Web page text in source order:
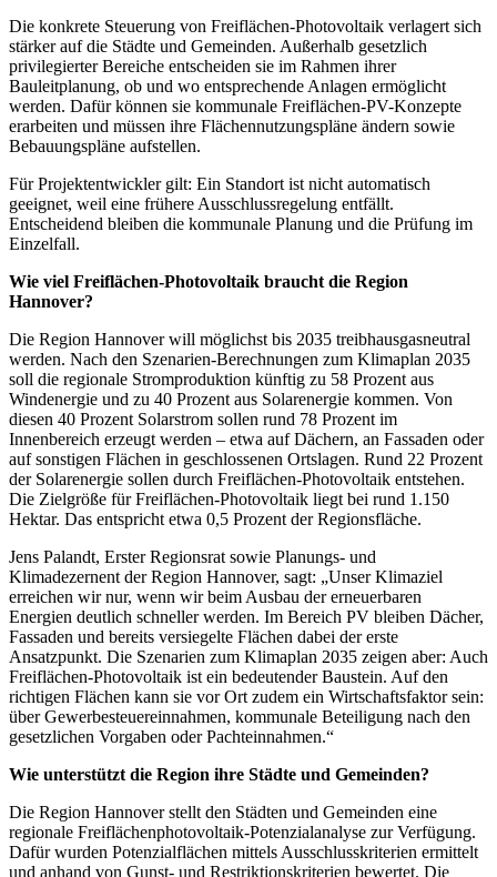
Die konkrete Steuerung von Freiflächen-Photovoltaik verlagert sich
stärker auf die Städte und Gemeinden. Außerhalb gesetzlich
privilegierter Bereiche entscheiden sie im Rahmen ihrer
Bauleitplanung, ob und wo entsprechende Anlagen ermöglicht
werden. Dafür können sie kommunale Freiflächen-PV-Konzepte
erarbeiten und müssen ihre Flächennutzungspläne ändern sowie
Bebauungspläne aufstellen.
Für Projektentwickler gilt: Ein Standort ist nicht automatisch
geeignet, weil eine frühere Ausschlussregelung entfällt.
Entscheidend bleiben die kommunale Planung und die Prüfung im
Einzelfall.
Wie viel Freiflächen-Photovoltaik braucht die Region
Hannover?
Die Region Hannover will möglichst bis 2035 treibhausgasneutral
werden. Nach den Szenarien-Berechnungen zum Klimaplan 2035
soll die regionale Stromproduktion künftig zu 58 Prozent aus
Windenergie und zu 40 Prozent aus Solarenergie kommen. Von
diesen 40 Prozent Solarstrom sollen rund 78 Prozent im
Innenbereich erzeugt werden – etwa auf Dächern, an Fassaden oder
auf sonstigen Flächen in geschlossenen Ortslagen. Rund 22 Prozent
der Solarenergie sollen durch Freiflächen-Photovoltaik entstehen.
Die Zielgröße für Freiflächen-Photovoltaik liegt bei rund 1.150
Hektar. Das entspricht etwa 0,5 Prozent der Regionsfläche.
Jens Palandt, Erster Regionsrat sowie Planungs- und
Klimadezernent der Region Hannover, sagt: „Unser Klimaziel
erreichen wir nur, wenn wir beim Ausbau der erneuerbaren
Energien deutlich schneller werden. Im Bereich PV bleiben Dächer,
Fassaden und bereits versiegelte Flächen dabei der erste
Ansatzpunkt. Die Szenarien zum Klimaplan 2035 zeigen aber: Auch
Freiflächen-Photovoltaik ist ein bedeutender Baustein. Auf den
richtigen Flächen kann sie vor Ort zudem ein Wirtschaftsfaktor sein:
über Gewerbesteuereinnahmen, kommunale Beteiligung nach den
gesetzlichen Vorgaben oder Pachteinnahmen.“
Wie unterstützt die Region ihre Städte und Gemeinden?
Die Region Hannover stellt den Städten und Gemeinden eine
regionale Freiflächenphotovoltaik-Potenzialanalyse zur Verfügung.
Dafür wurden Potenzialflächen mittels Ausschlusskriterien ermittelt
und anhand von Gunst- und Restriktionskriterien bewertet. Die